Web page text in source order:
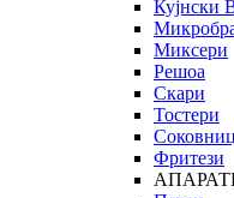
Кујнски
Миксери
Решоа
Скари
Тостери
Фритези